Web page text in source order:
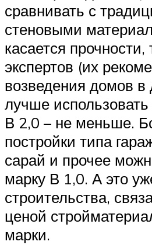
сравнивать с
стеновыми
касается
экспертов (их
возведения домов в
лучше
В 2,0 – не меньше.
постройки типа
сарай и прочее
марку В 1,0. А это
строительства,
ценой
марки.